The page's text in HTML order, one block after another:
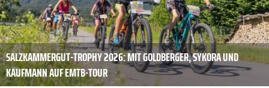
SALZKAMMERGUT-TROPHY 2026: MIT GOLDBERGER, SYKORA UND
KAUFMANN AUF EMTB-TOUR